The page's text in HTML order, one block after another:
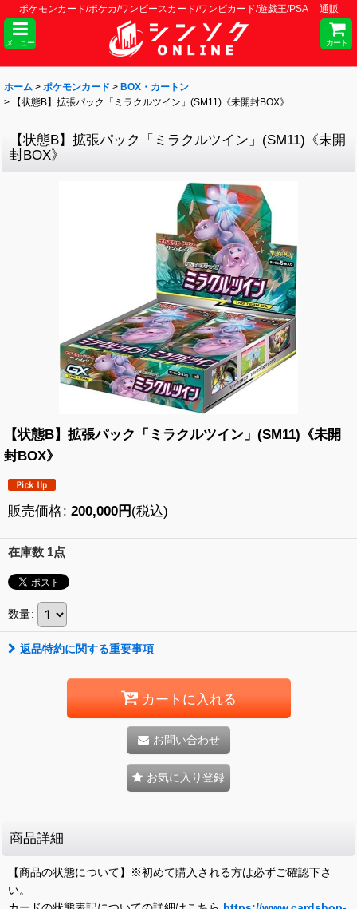
ポケモンカード/ポケカ/ワンピースカード/ワンピカード/遊戯王/PSA 通販
メニュー カート
ホーム > ポケモンカード > BOX・カートン
>
【状態B】拡張パック「ミラクルツイン」(SM11)《未開封BOX》
【状態B】拡張パック「ミラクルツイン」(SM11)《未開
封BOX》
【状態B】拡張パック「ミラクルツイン」(SM11)《未開
封BOX》
販売価格: 200,000円 (税込)
在庫数 1点
数量:
返品特約に関する重要事項
カートに入れる
お問い合わせ
お気に入り登録
商品詳細
【商品の状態について】※初めて購入される方は必ずご確認下さ
い。